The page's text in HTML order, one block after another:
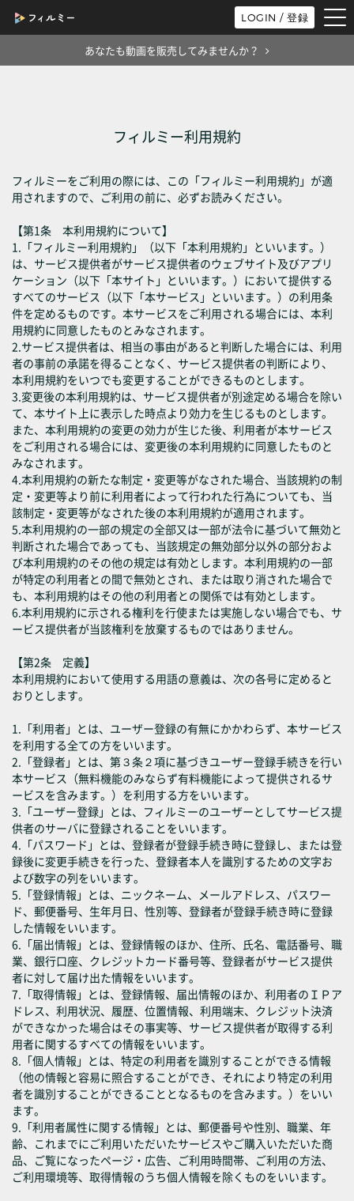
LOGIN / 登録
あなたも動画を販売してみませんか？
フィルミー利用規約
フィルミーをご利用の際には、この「フィルミー利用規約」が適
用されますので、ご利用の前に、必ずお読みください。
【第1条 本利用規約について】
1.「フィルミー利用規約」（以下「本利用規約」といいます。）
は、サービス提供者がサービス提供者のウェブサイト及びアプリ
ケーション（以下「本サイト」といいます。）において提供する
すべてのサービス（以下「本サービス」といいます。）の利用条
件を定めるものです。本サービスをご利用される場合には、本利
用規約に同意したものとみなされます。
2.サービス提供者は、相当の事由があると判断した場合には、利用
者の事前の承諾を得ることなく、サービス提供者の判断により、
本利用規約をいつでも変更することができるものとします。
3.変更後の本利用規約は、サービス提供者が別途定める場合を除い
て、本サイト上に表示した時点より効力を生じるものとします。
また、本利用規約の変更の効力が生じた後、利用者が本サービス
をご利用される場合には、変更後の本利用規約に同意したものと
みなされます。
4.本利用規約の新たな制定・変更等がなされた場合、当該規約の制
定・変更等より前に利用者によって行われた行為についても、当
該制定・変更等がなされた後の本利用規約が適用されます。
5.本利用規約の一部の規定の全部又は一部が法令に基づいて無効と
判断された場合であっても、当該規定の無効部分以外の部分およ
び本利用規約のその他の規定は有効とします。本利用規約の一部
が特定の利用者との間で無効とされ、または取り消された場合で
も、本利用規約はその他の利用者との関係では有効とします。
6.本利用規約に示される権利を行使または実施しない場合でも、サ
ービス提供者が当該権利を放棄するものではありません。
【第2条 定義】
本利用規約において使用する用語の意義は、次の各号に定めると
おりとします。
1.「利用者」とは、ユーザー登録の有無にかかわらず、本サービス
を利用する全ての方をいいます。
2.「登録者」とは、第３条２項に基づきユーザー登録手続きを行い
本サービス（無料機能のみならず有料機能によって提供されるサ
ービスを含みます。）を利用する方をいいます。
3.「ユーザー登録」とは、フィルミーのユーザーとしてサービス提
供者のサーバに登録されることをいいます。
4.「パスワード」とは、登録者が登録手続き時に登録し、または登
録後に変更手続きを行った、登録者本人を識別するための文字お
よび数字の列をいいます。
5.「登録情報」とは、ニックネーム、メールアドレス、パスワー
ド、郵便番号、生年月日、性別等、登録者が登録手続き時に登録
した情報をいいます。
6.「届出情報」とは、登録情報のほか、住所、氏名、電話番号、職
業、銀行口座、クレジットカード番号等、登録者がサービス提供
者に対して届け出た情報をいいます。
7.「取得情報」とは、登録情報、届出情報のほか、利用者のＩＰア
ドレス、利用状況、履歴、位置情報、利用端末、クレジット決済
ができなかった場合はその事実等、サービス提供者が取得する利
用者に関するすべての情報をいいます。
8.「個人情報」とは、特定の利用者を識別することができる情報
（他の情報と容易に照合することができ、それにより特定の利用
者を識別することができることとなるものを含みます。）をいい
ます。
9.「利用者属性に関する情報」とは、郵便番号や性別、職業、年
齢、これまでにご利用いただいたサービスやご購入いただいた商
品、ご覧になったページ・広告、ご利用時間帯、ご利用の方法、
ご利用環境等、取得情報のうち個人情報を除くものをいいます。